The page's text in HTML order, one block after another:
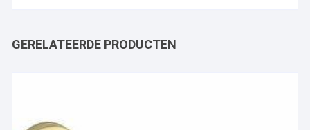
GERELATEERDE PRODUCTEN